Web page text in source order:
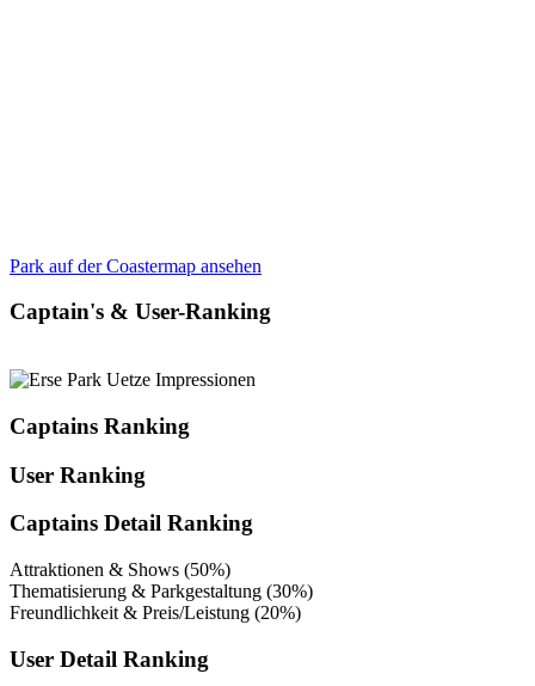
Park auf der Coastermap ansehen
Captain's & User-Ranking
Captains Ranking
User Ranking
Captains Detail Ranking
Attraktionen & Shows (50%)
Thematisierung & Parkgestaltung (30%)
Freundlichkeit & Preis/Leistung (20%)
User Detail Ranking